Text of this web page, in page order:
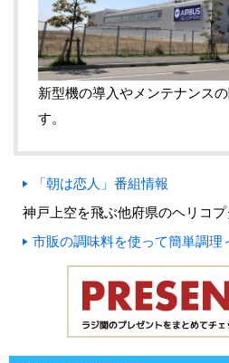
新型機の導入やメンテナンス
す。
「朝は恋人」番組情報
神戸上空を飛ぶ他府県のヘリコプ
市販の調味料を使って簡単調理